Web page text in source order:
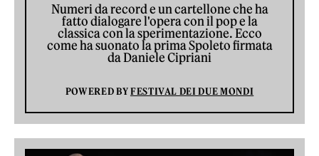
Numeri da record e un cartellone che ha
fatto dialogare l'opera con il pop e la
classica con la sperimentazione. Ecco
come ha suonato la prima Spoleto firmata
da Daniele Cipriani
POWERED BYFESTIVAL DEI DUE MONDI